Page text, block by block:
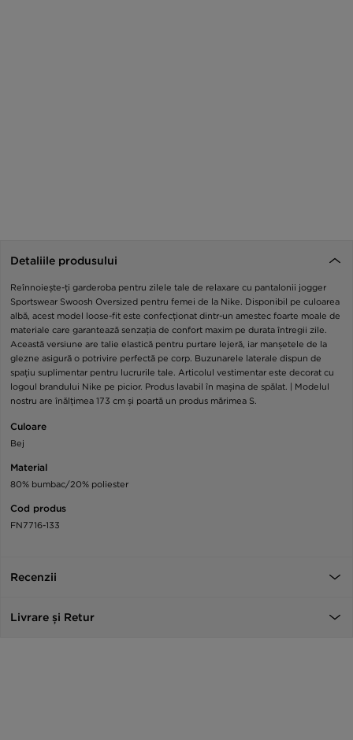
Detaliile produsului
Reînnoiește-ți garderoba pentru zilele tale de relaxare cu pantalonii jogger
Sportswear Swoosh Oversized pentru femei de la Nike. Disponibil pe culoarea
albă, acest model loose-fit este confecționat dintr-un amestec foarte moale de
materiale care garantează senzația de confort maxim pe durata întregii zile.
Această versiune are talie elastică pentru purtare lejeră, iar manșetele de la
glezne asigură o potrivire perfectă pe corp. Buzunarele laterale dispun de
spațiu suplimentar pentru lucrurile tale. Articolul vestimentar este decorat cu
logoul brandului Nike pe picior. Produs lavabil în mașina de spălat. | Modelul
nostru are înălțimea 173 cm și poartă un produs mărimea S.
Culoare
Bej
Material
80% bumbac/20% poliester
Cod produs
FN7716-133
Recenzii
Livrare și Retur